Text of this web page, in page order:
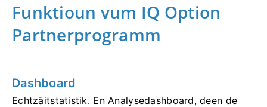
Funktioun vum IQ Option
Partnerprogramm
Dashboard
Echtzäitstatistik. En Analysedashboard, deen de